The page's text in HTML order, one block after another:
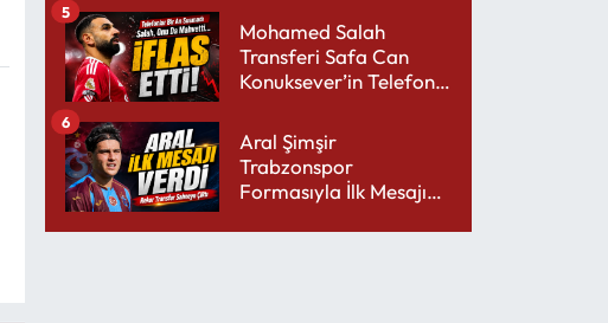
Mohamed Salah
Transferi Safa Can
Konuksever’in Telefon
5
Aral Şimşir
Trabzonspor
Formasıyla İlk Mesajını
6